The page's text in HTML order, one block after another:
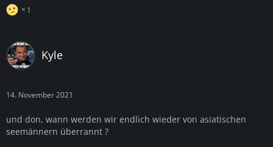
1
Kyle
14. November 2021
und don, wann werden wir endlich wieder von asiatischen
seemännern überrannt ?